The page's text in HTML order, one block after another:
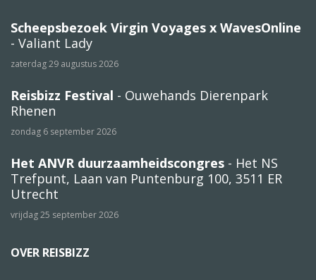
Scheepsbezoek Virgin Voyages x WavesOnline
- Valiant Lady
zaterdag 29 augustus 2026
Reisbizz Festival - Ouwehands Dierenpark
Rhenen
zondag 6 september 2026
Het ANVR duurzaamheidscongres - Het NS
Trefpunt, Laan van Puntenburg 100, 3511 ER
Utrecht
vrijdag 25 september 2026
OVER REISBIZZ